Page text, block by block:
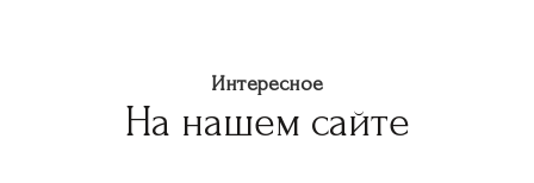
Интересное
На нашем сайте